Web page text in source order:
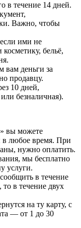
в течение 14 дней.
Важно, чтобы
ими не
бельё,
вам деньги за
продавцу.
10 дней,
безналичная).
вы можете
в любое время. При
нужно оплатить.
мы бесплатно
услуги.
в течение
то в течение двух
на ту карту, с
— от 1 до 30